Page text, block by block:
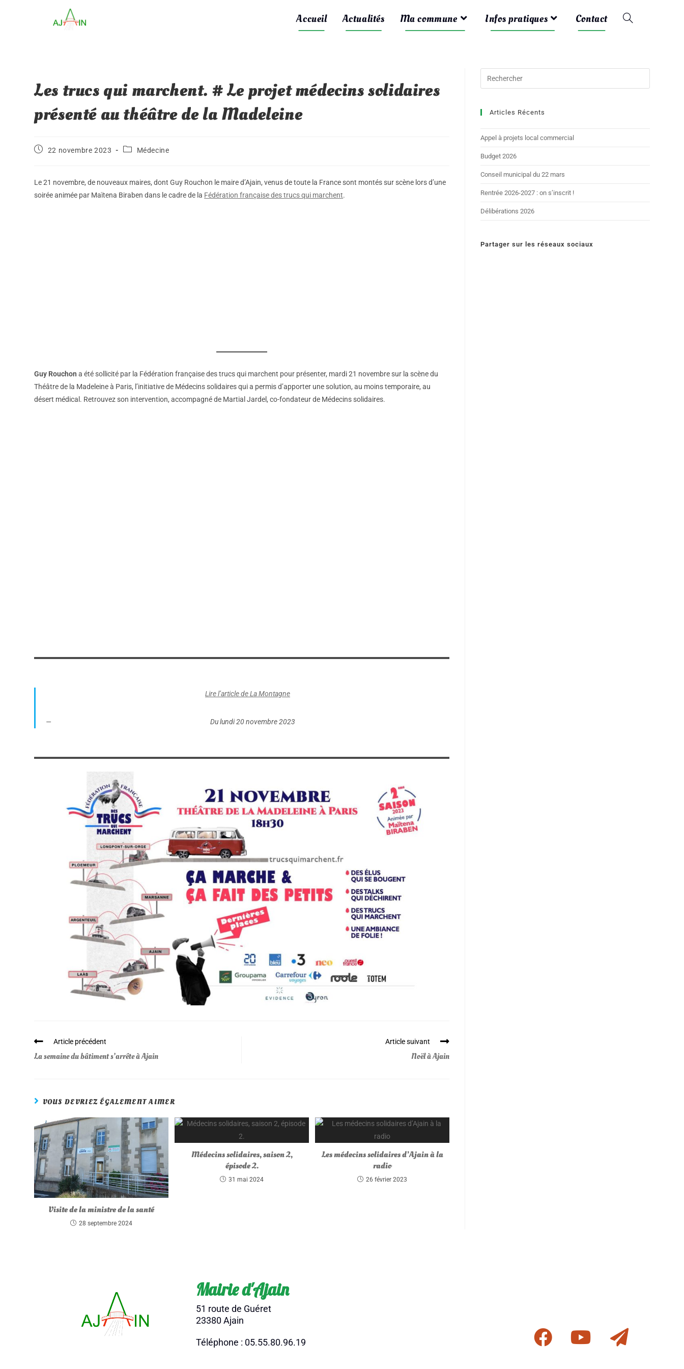
Accueil Actualités Ma commune Infos pratiques Contact
Les trucs qui marchent. # Le projet médecins solidaires
présenté au théâtre de la Madeleine
22 novembre 2023 Médecine
Le 21 novembre, de nouveaux maires, dont Guy Rouchon le maire d’Ajain, venus de toute la France sont montés sur scène lors d’une
soirée animée par Maïtena Biraben dans le cadre de la Fédération française des trucs qui marchent.
Guy Rouchona été sollicité par la Fédération française des trucs qui marchent pour présenter, mardi 21 novembre sur la scène du
Théâtre de la Madeleine à Paris, l’initiative de Médecins solidaires qui a permis d’apporter une solution, au moins temporaire, au
désert médical. Retrouvez son intervention, accompagné de Martial Jardel, co-fondateur de Médecins solidaires.
Lire l’article de La Montagne
Du lundi 20 novembre 2023
Article précédent
La semaine du bâtiment s’arrête à Ajain
Article suivant
Noël à Ajain
VOUS DEVRIEZ ÉGALEMENT AIMER
Visite de la ministre de la santé
28 septembre 2024
Médecins solidaires, saison 2,
épisode 2.
31 mai 2024
Les médecins solidaires d’Ajain à la
radio
26 février 2023
Articles Récents
Appel à projets local commercial
Budget 2026
Conseil municipal du 22 mars
Rentrée 2026-2027 : on s’inscrit !
Délibérations 2026
Partager sur les réseaux sociaux
Mairie d'Ajain
51 route de Guéret
23380 Ajain
Téléphone : 05.55.80.96.19